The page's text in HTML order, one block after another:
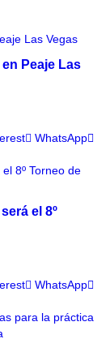
Peaje Las
WhatsApp
el 8º
WhatsApp